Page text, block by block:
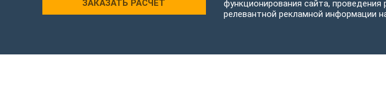
ЗАКАЗАТЬ РАСЧЕТ
функционирования сайта, проведения
релевантной рекламной информации